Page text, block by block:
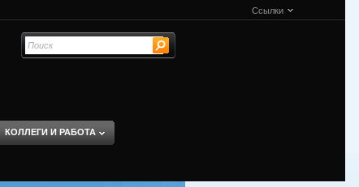
Ссылки
КОЛЛЕГИ И РАБОТА